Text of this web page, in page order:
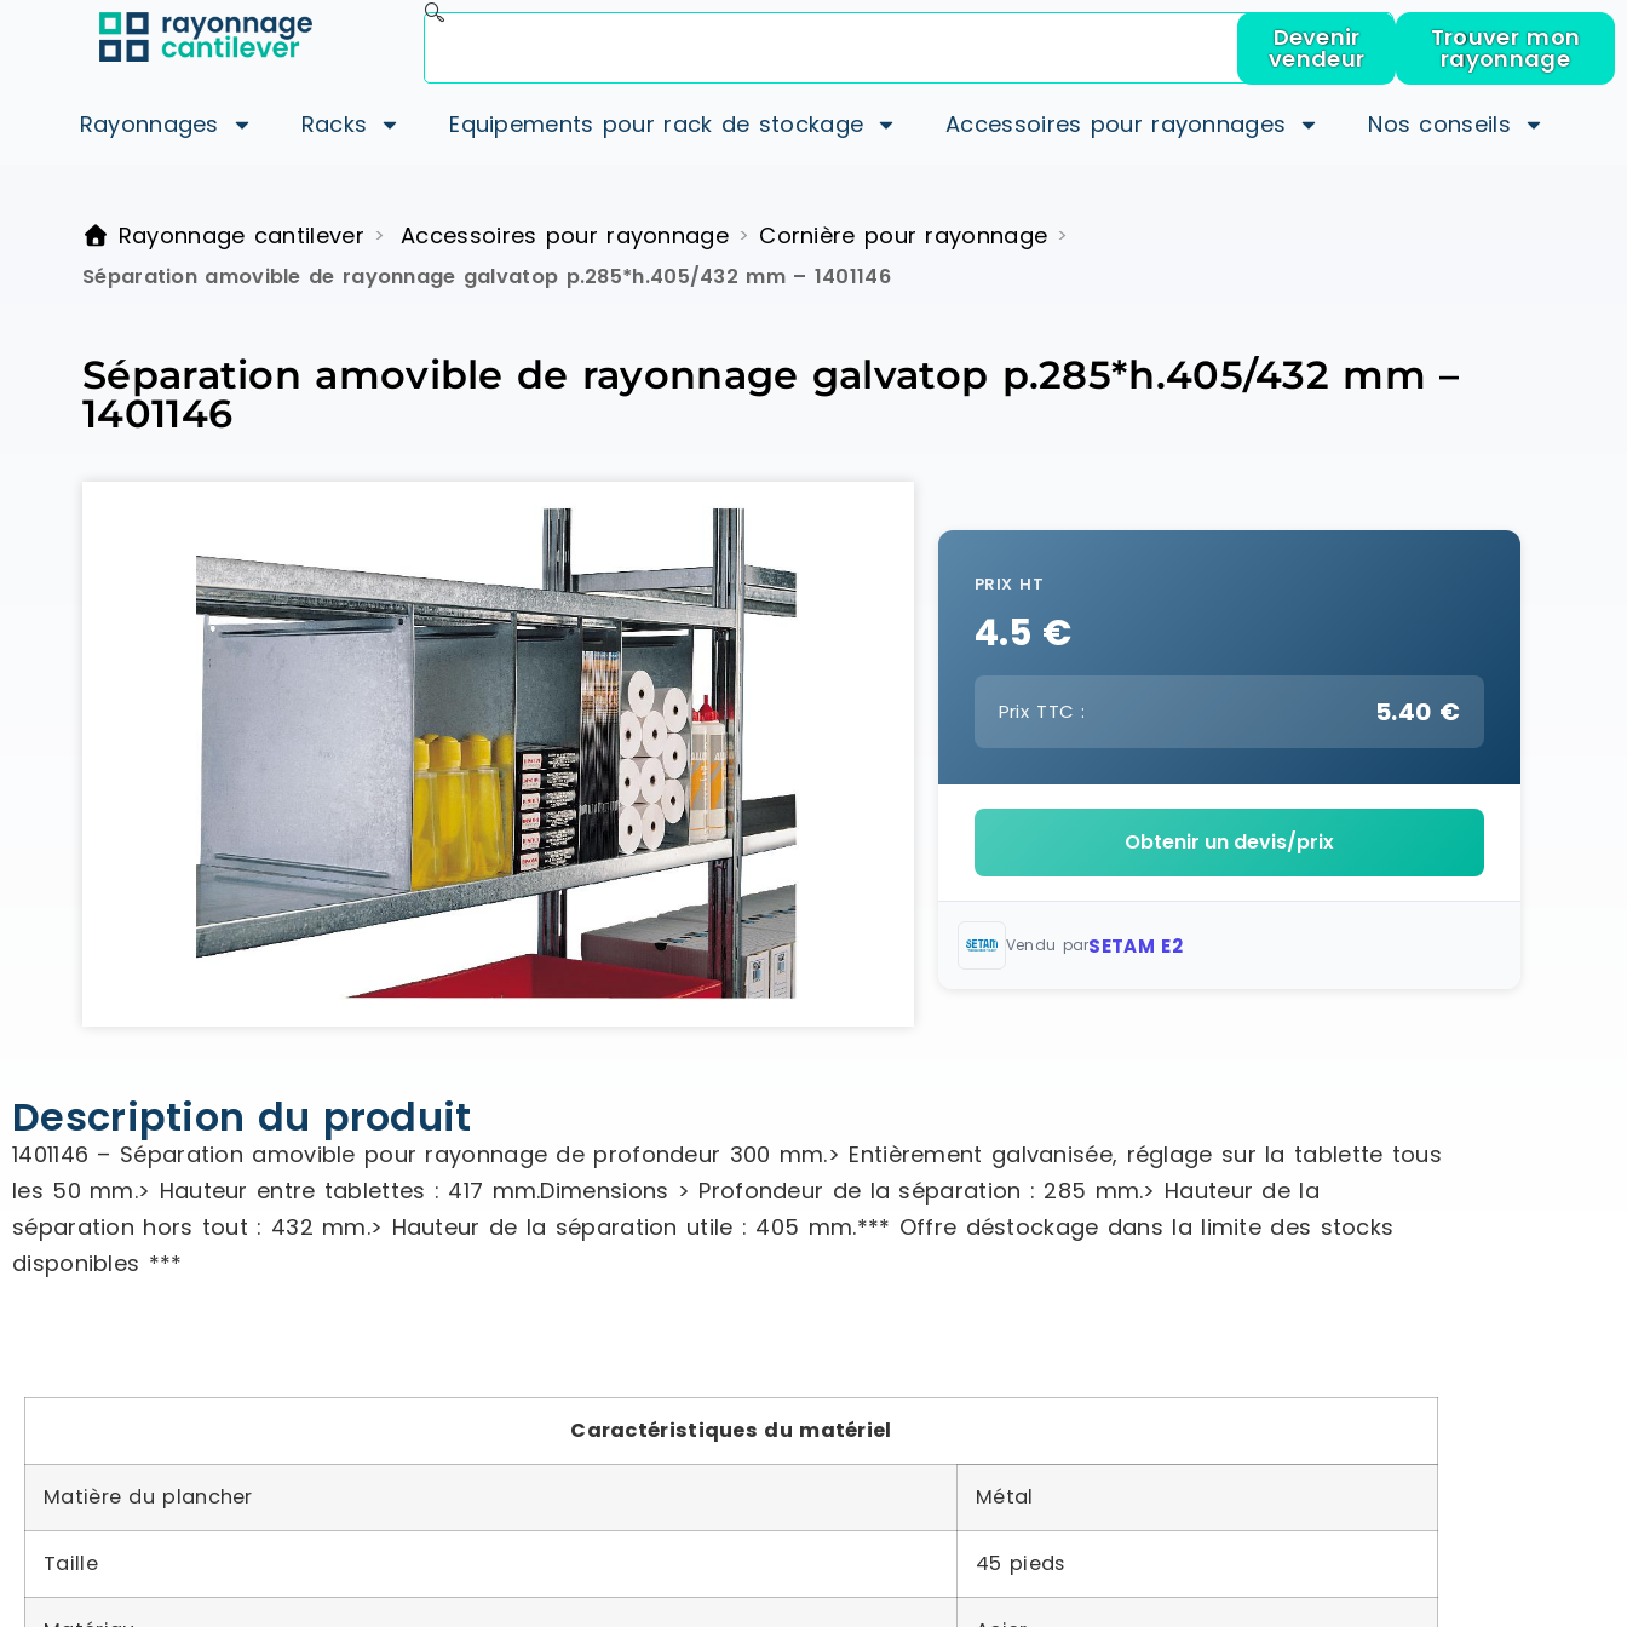
Devenir
vendeur
Trouver mon
rayonnage
Rayonnages Racks Equipements pour rack de stockage Accessoires pour rayonnages Nos conseils
Rayonnage cantilever > Accessoires pour rayonnage > Cornière pour rayonnage >
Séparation amovible de rayonnage galvatop p.285*h.405/432 mm – 1401146
Séparation amovible de rayonnage galvatop p.285*h.405/432 mm –
1401146
PRIX HT
4.5 €
Prix TTC : 5.40 €
Obtenir un devis/prix
Vendu parSETAM E2
Description du produit
1401146 – Séparation amovible pour rayonnage de profondeur 300 mm.> Entièrement galvanisée, réglage sur la tablette tous
les 50 mm.> Hauteur entre tablettes : 417 mm.Dimensions > Profondeur de la séparation : 285 mm.> Hauteur de la
séparation hors tout : 432 mm.> Hauteur de la séparation utile : 405 mm.*** Offre déstockage dans la limite des stocks
disponibles ***
Caractéristiques du matériel
Matière du plancher Métal
Taille 45 pieds